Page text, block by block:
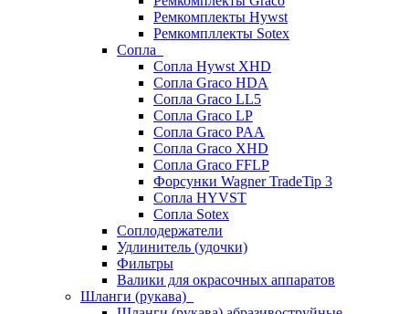
Ремкомплекты Hywst
Ремкомпллекты Sotex
Сопла
Сопла Hywst XHD
Сопла Graco HDA
Сопла Graco LL5
Сопла Graco LP
Сопла Graco PAA
Сопла Graco XHD
Сопла Graco FFLP
Форсунки Wagner TradeTip 3
Сопла HYVST
Сопла Sotex
Соплодержатели
Удлинитель (удочки)
Фильтры
Валики для окрасочных аппаратов
Шланги (рукава)